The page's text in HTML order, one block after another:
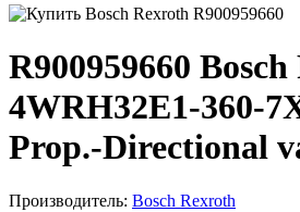
R900959660
4WRH32E1-360-
Prop.-Directional
Производитель: Bosch Rexroth